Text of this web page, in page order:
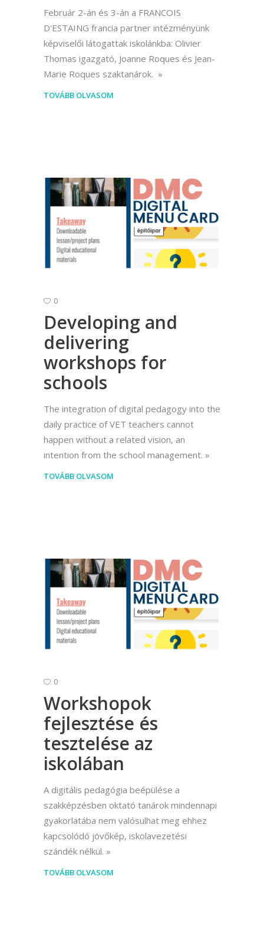
Február 2-án és 3-án a FRANCOIS
D'ESTAING francia partner intézményünk
képviselői látogattak iskolánkba: Olivier
Thomas igazgató, Joanne Roques és Jean-
Marie Roques szaktanárok.
TOVÁBB OLVASOM
0
Developing and
delivering
workshops for
schools
The integration of digital pedagogy into the
daily practice of VET teachers cannot
happen without a related vision, an
intention from the school management.
TOVÁBB OLVASOM
0
Workshopok
fejlesztése és
tesztelése az
iskolában
A digitális pedagógia beépülése a
szakképzésben oktató tanárok mindennapi
gyakorlatába nem valósulhat meg ehhez
kapcsolódó jövőkép, iskolavezetési
szándék nélkül.
TOVÁBB OLVASOM